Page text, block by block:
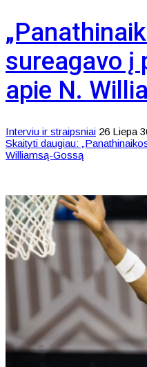
sureagavo į
apie N.
Interviu ir straipsniai 26 Liepa
Skaityti daugiau:
Williamsą-Gossą